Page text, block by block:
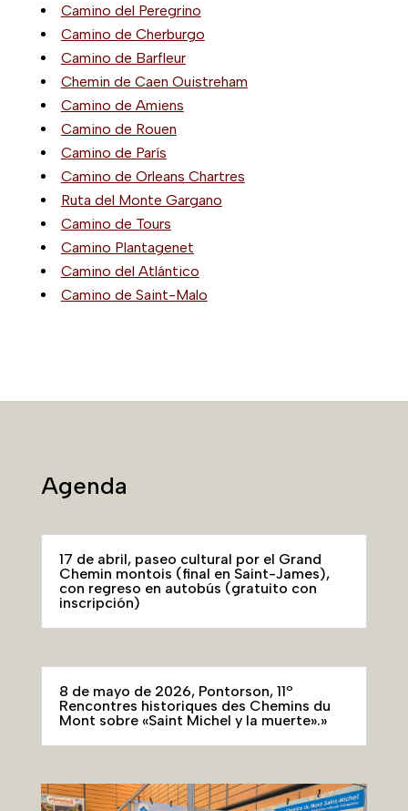
Camino del Peregrino
Camino de Cherburgo
Camino de Barfleur
Chemin de Caen Ouistreham
Camino de Amiens
Camino de Rouen
Camino de París
Camino de Orleans Chartres
Ruta del Monte Gargano
Camino de Tours
Camino Plantagenet
Camino del Atlántico
Camino de Saint-Malo
Agenda
17 de abril, paseo cultural por el Grand
Chemin montois (final en Saint-James),
con regreso en autobús (gratuito con
inscripción)
8 de mayo de 2026, Pontorson, 11º
Rencontres historiques des Chemins du
Mont sobre «Saint Michel y la muerte».»